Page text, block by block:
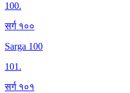
100.
सर्ग १००
Sarga 100
101.
सर्ग १०१